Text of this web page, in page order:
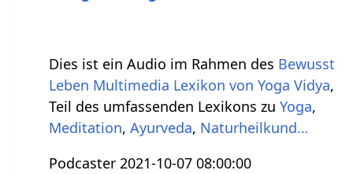
Dies ist ein Audio im Rahmen des Bewusst
Leben Multimedia Lexikon von Yoga Vidya,
Teil des umfassenden Lexikons zuYoga,
Meditation,Ayurveda, Naturheilkund…
Podcaster 2021-10-07 08:00:00